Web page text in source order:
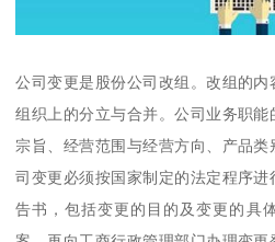
公司变更是股份公司改组。改组的
组织上的分立与合并。公司业务职
宗旨、经营范围与经营方向、产品
司变更必须按国家制定的法定程序
告书，包括变更的目的及变更的具